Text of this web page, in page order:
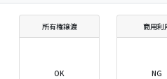
所有権譲渡
OK
商用利
NG